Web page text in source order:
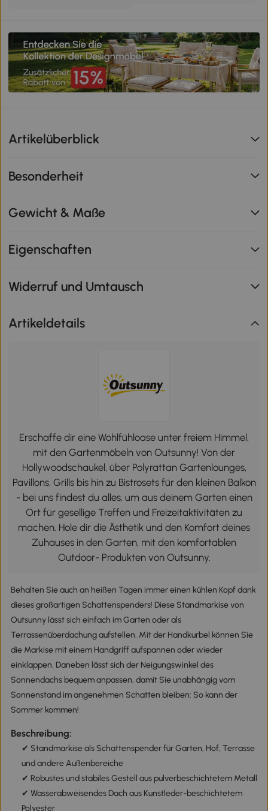
Artikelüberblick
Besonderheit
Gewicht & Maße
Eigenschaften
Widerruf und Umtausch
Artikeldetails
Erschaffe dir eine Wohlfühloase unter freiem Himmel,
mit den Gartenmöbeln von Outsunny! Von der
Hollywoodschaukel, über Polyrattan Gartenlounges,
Pavillons, Grills bis hin zu Bistrosets für den kleinen Balkon
- bei uns findest du alles, um aus deinem Garten einen
Ort für gesellige Treffen und Freizeitaktivitäten zu
machen. Hole dir die Ästhetik und den Komfort deines
Zuhauses in den Garten, mit den komfortablen
Outdoor- Produkten von Outsunny.
Behalten Sie auch an heißen Tagen immer einen kühlen Kopf dank
dieses großartigen Schattenspenders! Diese Standmarkise von
Outsunny lässt sich einfach im Garten oder als
Terrassenüberdachung aufstellen. Mit der Handkurbel können Sie
die Markise mit einem Handgriff aufspannen oder wieder
einklappen. Daneben lässt sich der Neigungswinkel des
Sonnendachs bequem anpassen, damit Sie unabhängig vom
Sonnenstand im angenehmen Schatten bleiben: So kann der
Sommer kommen!
Beschreibung:
✔ Standmarkise als Schattenspender für Garten, Hof, Terrasse
und andere Außenbereiche
✔ Robustes und stabiles Gestell aus pulverbeschichtetem Metall
✔ Wasserabweisendes Dach aus Kunstleder-beschichtetem
Polyester